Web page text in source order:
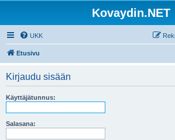
Kovaydin.NET
UKK
Etusivu
Kirjaudu sisään
Käyttäjätunnus:
Salasana: